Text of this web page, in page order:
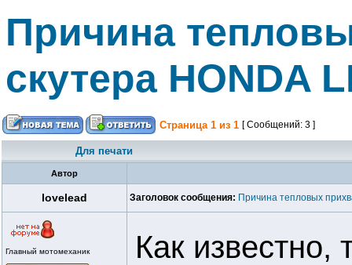
Причина
скутера HONDA
Страница 1 из 1 [ Сообщений: 3 ]
Для печати
Автор
lovelead Заголовок сообщения: Причина тепловых
Главный мотомеханик
Как известно,